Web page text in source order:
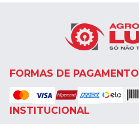
FORMAS DE PAGAMENTO
INSTITUCIONAL